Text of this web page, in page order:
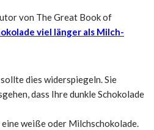
von The Great Book of
viel länger als Milch-
dies widerspiegeln. Sie
dass Ihre dunkle Schokolade
weiße oder Milchschokolade.